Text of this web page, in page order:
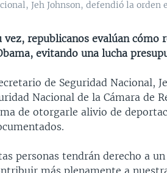
Jeh Johnson, defendió la
vez, republicanos evalúan cómo
evitando una lucha
de Seguridad Nacional,
Nacional de la Cámara de
de otorgarle alivio de
personas tendrán derecho a